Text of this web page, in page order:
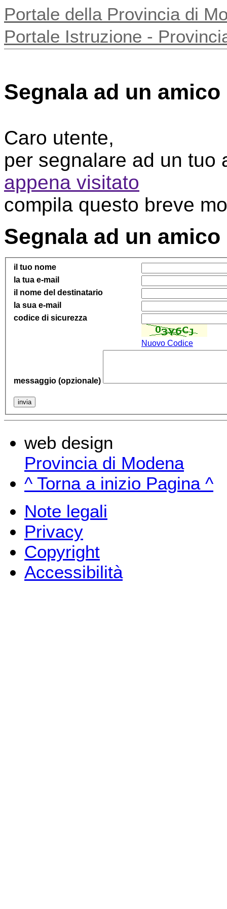
Portale della Provincia di
Portale Istruzione -
Segnala ad un amico
Caro utente,
per segnalare ad un tuo
appena visitato
compila questo breve
Segnala ad un amico
il tuo nome
la tua e-mail
il nome del destinatario
la sua e-mail
codice di sicurezza
Nuovo Codice
messaggio (opzionale)
web design
Provincia di Modena
^ Torna a inizio Pagina ^
Note legali
Privacy
Copyright
Accessibilità